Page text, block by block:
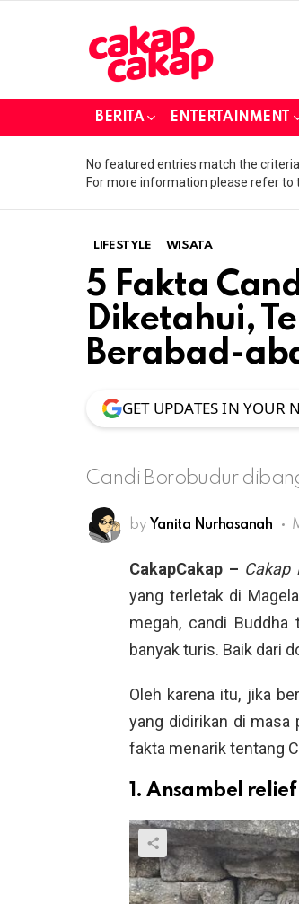
BERITA ENTERTAINMENT
No featured entries match the criteria.
For more information please refer to
LIFESTYLE WISATA
5 Fakta
Diketahui,
Berabad-
GET UPDATES IN YOUR
Candi Borobudur
by Yanita Nurhasanah
CakapCakap – Cakap
yang terletak di
megah, candi
banyak turis. Baik dari
Oleh karena itu, jika
yang didirikan di masa
fakta menarik tentang
1. Ansambel